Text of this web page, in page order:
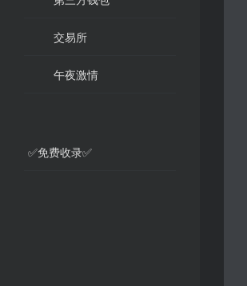
交易所
午夜激情
✅免费收录✅